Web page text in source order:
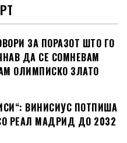
ЗА ПОРАЗОТ ШТО ГО
ДА СЕ СОМНЕВАМ
ОЛИМПИСКО ЗЛАТО
ВИНИСИУС ПОТПИША
РЕАЛ МАДРИД ДО 2032